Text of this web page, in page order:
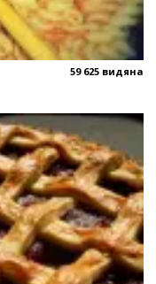
59 625 видяна